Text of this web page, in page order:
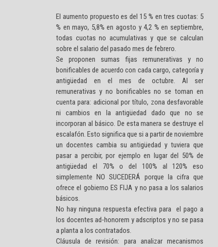
El aumento propuesto es del 15 % en tres cuotas: 5
% en mayo, 5,8% en agosto y 4,2 % en septiembre,
todas cuotas no acumulativas y que se calculan
sobre el salario del pasado mes de febrero.
Se proponen sumas fijas remunerativas y no
bonificables de acuerdo con cada cargo, categoría y
antigüedad en el mes de octubre. Al ser
remunerativas y no bonificables no se toman en
cuenta para: adicional por título, zona desfavorable
ni cambios en la antigüedad dado que no se
incorporan al básico. De esta manera se destruye el
escalafón. Esto significa que si a partir de noviembre
un docentes cambia su antigüedad y tuviera que
pasar a percibir, por ejemplo en lugar del 50% de
antigüedad el 70% o del 100% al 120% eso
simplemente NO SUCEDERÁ porque la cifra que
ofrece el gobierno ES FIJA y no pasa a los salarios
básicos.
No hay ninguna respuesta efectiva para el pago a
los docentes ad-honorem y adscriptos y no se pasa
a planta a los contratados.
Cláusula de revisión: para analizar mecanismos